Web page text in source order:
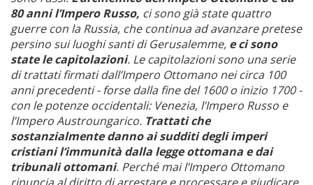
80 anni l’Impero Russo, ci sono già state quattro
guerre con la Russia, che continua ad avanzare pretese
persino sui luoghi santi di Gerusalemme, e ci sono
state le capitolazioni. Le capitolazioni sono una serie
di trattati firmati dall’Impero Ottomano nei circa 100
anni precedenti - forse dalla fine del 1600 o inizio 1700 -
con le potenze occidentali: Venezia, l’Impero Russo e
l’Impero Austroungarico. Trattati che
sostanzialmente danno ai sudditi degli imperi
cristiani l’immunità dalla legge ottomana e dai
tribunali ottomani. Perché mai l’Impero Ottomano